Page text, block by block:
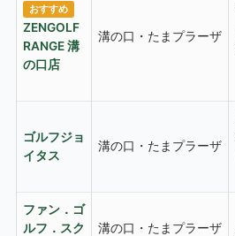
おすすめ
ZENGOLF
RANGE 溝
の口店
溝の口・たまプラーザ
ゴルフジョ
イタス
溝の口・たまプラーザ
ファン．ゴ
ルフ．スク
溝の口・たまプラーザ